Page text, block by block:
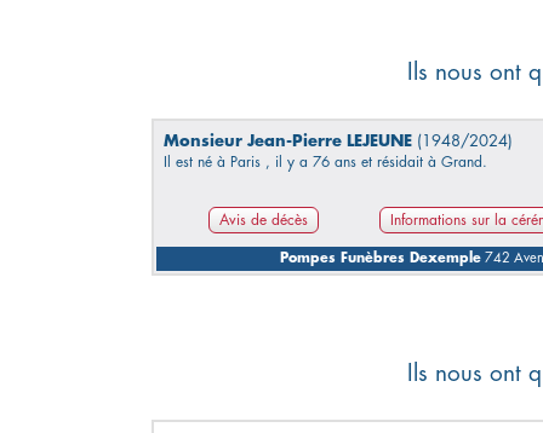
Ils nous ont
Monsieur Jean-Pierre LEJEUNE (1948/2024)
Il est né à Paris , il y a 76 ans et résidait à Grand.
Avis de décès Informations sur la
Pompes Funèbres Dexemple742
Ils nous ont